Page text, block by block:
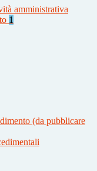
amministrativa
1
(da pubblicare